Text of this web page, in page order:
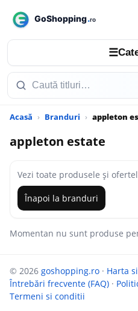
☰
Acasă Branduri appleton
appleton estate
Vezi toate produsele și
Înapoi la branduri
Momentan nu sunt produse
© 2026 goshopping.ro · Harta
Întrebări frecvente (FAQ) ·
Termeni si conditii